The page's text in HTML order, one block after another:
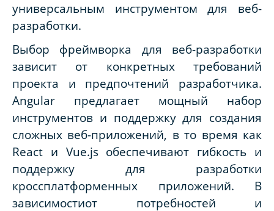
универсальным инструментом для веб-
разработки.
Выбор фреймворка для веб-разработки
зависит от конкретных требований
проекта и предпочтений разработчика.
Angular предлагает мощный набор
инструментов и поддержку для создания
сложных веб-приложений, в то время как
React и Vue.js обеспечивают гибкость и
поддержку для разработки
кроссплатформенных приложений. В
зависимостиот потребностей и